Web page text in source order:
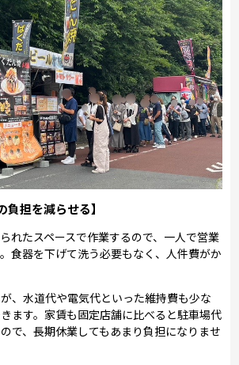
負担を減らせる】
れたスペースで作業するので、一人で営業
食器を下げて洗う必要もなく、人件費がか
、水道代や電気代といった維持費も少な
ます。家賃も固定店舗に比べると駐車場代
で、長期休業してもあまり負担になりませ